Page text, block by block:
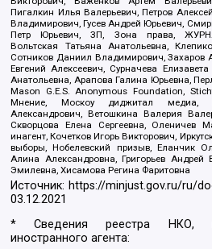
Пигалкин Илья Валерьевич, Петров
Владимирович, Гусев Андрей Юрьевич,
Петр Юрьевич, ЗП, Зона права,
Вольтская Татьяна Анатольевна,
Сотников Даниил Владимирович, Захаров
Евгений Алексеевич, Сурначева
Анатольевна, Арапова Галина Юрьевна,
Mason G.E.S. Anonymous Foundation,
Мнение, Москоу диджитал медиа,
Александрович, Ветошкина Валерия
Скворцова Елена Сергеевна, Оленичев
инагент, Кочетков Игорь Викторович,
выборы, Нобелевский призыв, Еланчик
Алина Александровна, Григорьев Андрей
Эмилевна, Хисамова Регина Фаритовна
Источник: https://minjust.gov.ru/ru/
03.12.2021
* Сведения реестра НКО,
иностранного агента: